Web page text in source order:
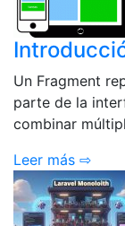
Un Fragment
parte de la
combinar
Leer más ⇨